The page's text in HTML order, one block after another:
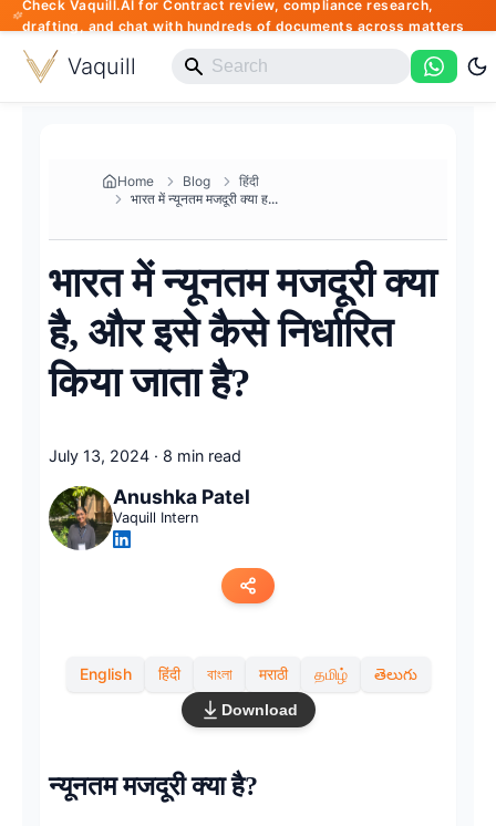
Check Vaquill.AI for Contract review, compliance research,
drafting, and chat with hundreds of documents across matters
Vaquill
Home Blog
हिंदी
भारत में न्यूनतम मजदूरी क्या ह...
भारत में न्यूनतम मजदूरी क्या
है, और इसे कैसे निर्धारित
किया जाता है?
July 13, 2024 · 8 min read
Anushka Patel
Vaquill Intern
WhatsApp
English हिंदी বাংলা मराठी தமிழ் తెలుగు
Download
न्यूनतम मजदूरी क्या है?